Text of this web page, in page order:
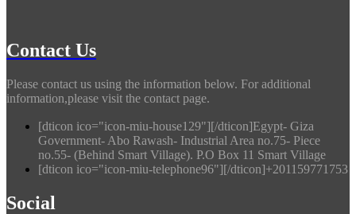
Contact Us
Please contact us using the information below. For additional
information,please visit the contact page.
[dticon ico="icon-miu-house129"][/dticon]Egypt- Giza
Government- Abo Rawash- Industrial Area no.75- Piece
no.55- (Behind Smart Village). P.O Box 11 Smart Village
[dticon ico="icon-miu-telephone96"][/dticon]+201159771753
Social